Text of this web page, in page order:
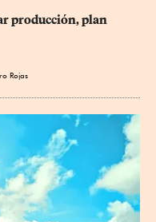
producción, plan
Rojas